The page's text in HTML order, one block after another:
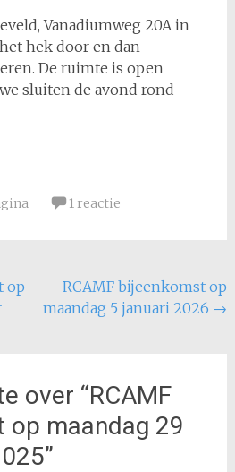
Vanadiumweg 20A in
hek door en dan
De ruimte is open
sluiten de avond rond
1 reactie
op
RCAMF bijeenkomst op
maandag 5 januari 2026 →
over “RCAMF
op maandag 29
”